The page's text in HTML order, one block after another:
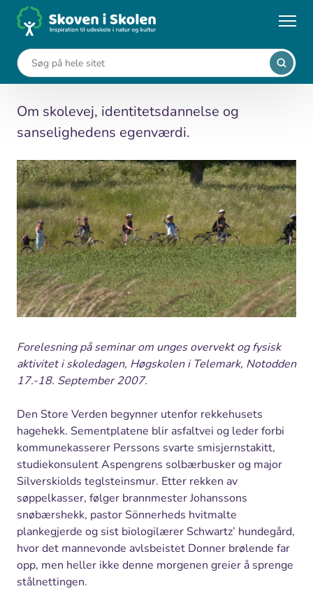
... Viden om udeskole Skoleveien
Skoleveien
Om skolevej, identitetsdannelse og
sanselighedens egenværdi.
Forelesning på seminar om unges overvekt og fysisk
aktivitet i skoledagen, Høgskolen i Telemark, Notodden
17.-18. September 2007.
Den Store Verden begynner utenfor rekkehusets
hagehekk. Sementplatene blir asfaltvei og leder forbi
kommunekasserer Perssons svarte smisjernstakitt,
studiekonsulent Aspengrens solbærbusker og major
Silverskiolds teglsteinsmur. Etter rekken av
søppelkasser, følger brannmester Johanssons
snøbærshekk, pastor Sönnerheds hvitmalte
plankegjerde og sist biologilærer Schwartz’ hundegård,
hvor det mannevonde avlsbeistet Donner brølende far
opp, men heller ikke denne morgenen greier å sprenge
stålnettingen.